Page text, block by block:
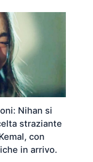
Nihan si
straziante
con
in arrivo.